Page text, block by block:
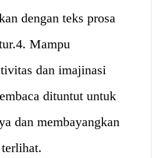
dengan teks prosa
Mampu
dan imajinasi
dituntut untuk
dan membayangkan